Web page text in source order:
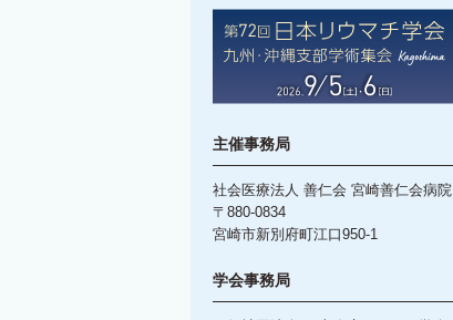
主催事務局
社会医療法人 善仁会 宮崎善仁会病院
〒880-0834
宮崎市新別府町江口950-1
学会事務局